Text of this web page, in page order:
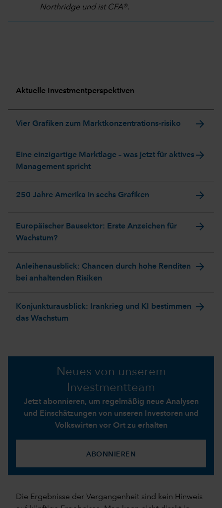
Northridge und ist CFA®.
Aktuelle Investmentperspektiven
Vier Grafiken zum Marktkonzentrations-risiko arrow_forward
Eine einzigartige Marktlage – was jetzt für aktives
Management spricht
arrow_forward
250 Jahre Amerika in sechs Grafiken arrow_forward
Europäischer Bausektor: Erste Anzeichen für
Wachstum?
arrow_forward
Anleihenausblick: Chancen durch hohe Renditen
bei anhaltenden Risiken
arrow_forward
Konjunkturausblick: Irankrieg und KI bestimmen
das Wachstum
arrow_forward
Neues von unserem
Investmentteam
Jetzt abonnieren, um regelmäßig neue Analysen
und Einschätzungen von unseren Investoren und
Volkswirten vor Ort zu erhalten
ABONNIEREN
Die Ergebnisse der Vergangenheit sind kein Hinweis